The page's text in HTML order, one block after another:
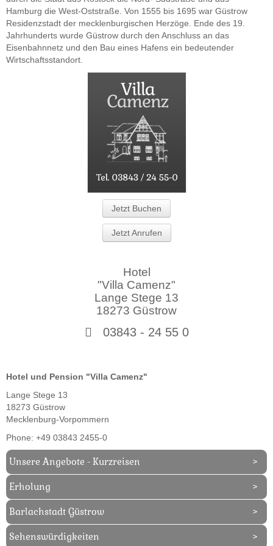
Hamburg die West-Oststraße. Von 1555 bis 1695 war Güstrow
Residenzstadt der mecklenburgischen Herzöge. Ende des 19.
Jahrhunderts wurde Güstrow durch den Anschluss an das
Eisenbahnnetz und den Bau eines Hafens ein bedeutender
Wirtschaftsstandort.
Jetzt Buchen
Jetzt Anrufen
Hotel
"Villa Camenz"
Lange Stege 13
18273 Güstrow
03843 - 24 55 0
Hotel und Pension "Villa Camenz"
Lange Stege 13
18273 Güstrow
Mecklenburg-Vorpommern
Phone: +49 03843 2455-0
Unsere Angebote - Kurzreisen
Erholung
Barlachstadt Güstrow
Sehenswürdigkeiten